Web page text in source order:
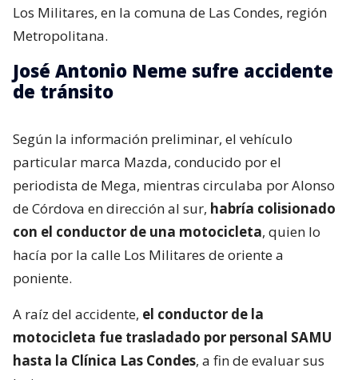
Los Militares, en la comuna de Las Condes, región
Metropolitana.
José Antonio Neme sufre accidente
de tránsito
Según la información preliminar, el vehículo
particular marca Mazda, conducido por el
periodista de Mega, mientras circulaba por Alonso
de Córdova en dirección al sur, habría colisionado
con el conductor de una motocicleta, quien lo
hacía por la calle Los Militares de oriente a
poniente.
A raíz del accidente, el conductor de la
motocicleta fue trasladado por personal SAMU
hasta la Clínica Las Condes, a fin de evaluar sus